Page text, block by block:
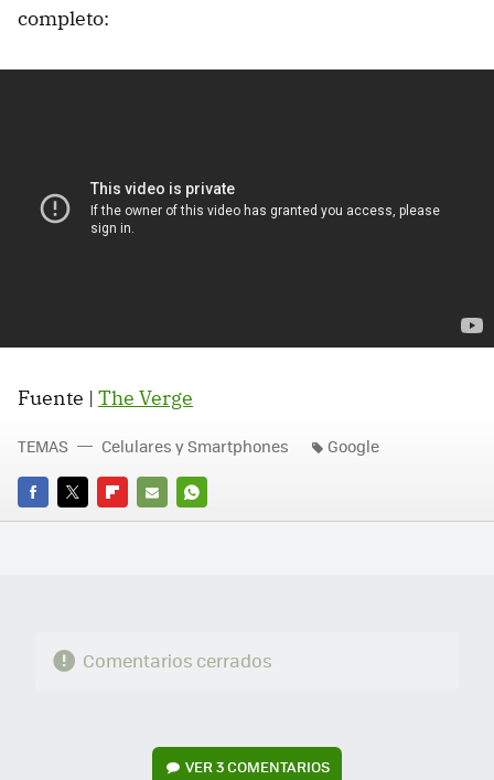
completo:
Fuente | The Verge
FACEBOOK
TWITTERFLIPBOARD
E-
WHATSAPP
TEMAS Celulares y Smartphones Google
Comentarios cerrados
VER3 COMENTARIOS